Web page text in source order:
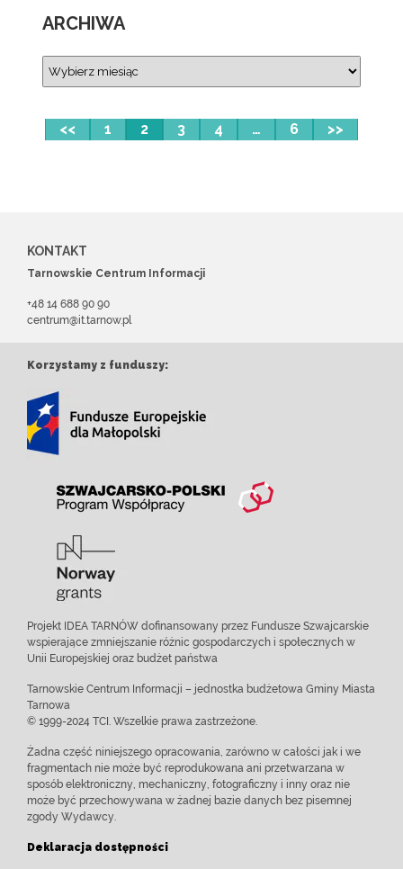
ARCHIWA
<< 1 2 3 4 … 6 >>
KONTAKT
Tarnowskie Centrum Informacji
+48 14 688 90 90
centrum@it.tarnow.pl
Korzystamy z funduszy:
Projekt IDEA TARNÓW dofinansowany przez Fundusze Szwajcarskie
wspierające zmniejszanie różnic gospodarczych i społecznych w
Unii Europejskiej oraz budżet państwa
Tarnowskie Centrum Informacji – jednostka budżetowa Gminy Miasta
Tarnowa
© 1999-2024 TCI. Wszelkie prawa zastrzeżone.
Żadna część niniejszego opracowania, zarówno w całości jak i we
fragmentach nie może być reprodukowana ani przetwarzana w
sposób elektroniczny, mechaniczny, fotograficzny i inny oraz nie
może być przechowywana w żadnej bazie danych bez pisemnej
zgody Wydawcy.
Deklaracja dostępności